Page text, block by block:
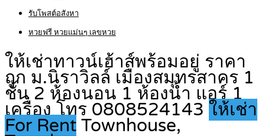
รับโพสต์อสังหา
หวยฟรี หวยแม่นๆ เลขหวย
ให้เช่าทาวน์เฮ้าส์พร้อมอยู่ ราคา
ถูก ม.นิราวิลล์ เมืองสมุทรสาคร 1
ชั้น 2 ห้องนอน 1 ห้องน้ำ แอร์ 1
เครื่อง โทร 0808524143 ให้เช่า
For Rent Townhouse,